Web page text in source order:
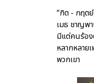
“กิต - กฤต
เมธ ชาญพ
มีแต่คนร้อง
หลากหลาย
พวกเขา